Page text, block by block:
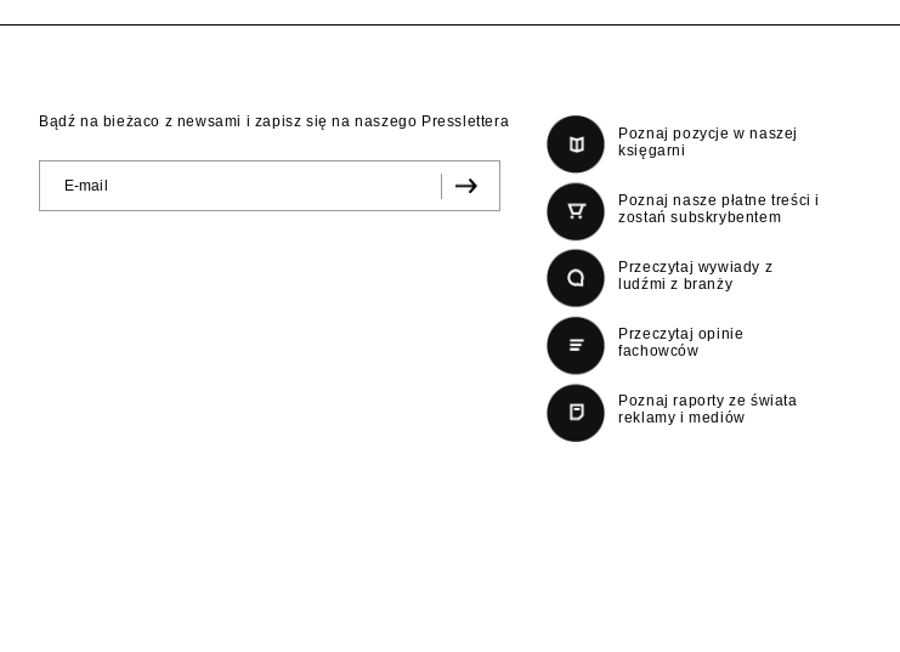
Bądź na bieżaco z newsami i zapisz się na naszego Presslettera
Poznaj pozycje w naszej
księgarni
Poznaj nasze płatne treści i
zostań subskrybentem
Przeczytaj wywiady z
ludźmi z branży
Przeczytaj opinie
fachowców
Poznaj raporty ze świata
reklamy i mediów